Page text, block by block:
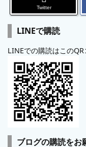
Twitter
LINEで購読
LINEでの購読はこのQR
ブログの購読をお